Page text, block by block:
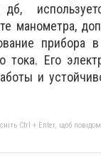
манометра,
прибора
Его
и
Ctrl + Enter, щоб